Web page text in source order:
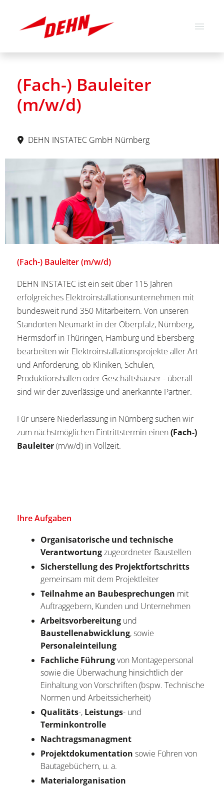
Stellenangebote
Über uns
(Fach-) Bauleiter
(m/w/d)
DEHN INSTATEC GmbH Nürnberg
(Fach-) Bauleiter (m/w/d)
DEHN INSTATEC ist ein seit über 115 Jahren
erfolgreiches Elektroinstallationsunternehmen mit
bundesweit rund 350 Mitarbeitern. Von unseren
Standorten Neumarkt in der Oberpfalz, Nürnberg,
Hermsdorf in Thüringen, Hamburg und Ebersberg
bearbeiten wir Elektroinstallationsprojekte aller Art
und Anforderung, ob Kliniken, Schulen,
Produktionshallen oder Geschäftshäuser - überall
sind wir der zuverlässige und anerkannte Partner.
Für unsere Niederlassung in Nürnberg suchen wir
zum nächstmöglichen Eintrittstermin einen(Fach-)
Bauleiter(m/w/d) in Vollzeit.
Ihre Aufgaben
Organisatorische und technische
Verantwortungzugeordneter Baustellen
Sicherstellung des Projektfortschritts
gemeinsam mit dem Projektleiter
Teilnahme an Baubesprechungen mit
Auftraggebern, Kunden und Unternehmen
Arbeitsvorbereitung und
Baustellenabwicklung, sowie
Personaleinteilung
Fachliche Führungvon Montagepersonal
sowie die Überwachung hinsichtlich der
Einhaltung von Vorschriften (bspw. Technische
Normen und Arbeitssicherheit)
Qualitäts-, Leistungs- und
Terminkontrolle
Nachtragsmanagment
Projektdokumentation sowie Führen von
Bautagebüchern, u. a.
Materialorganisation